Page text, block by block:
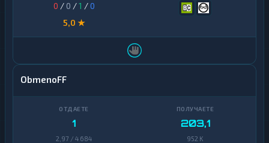
0 / 0 /1 /0
5,0 ★
ObmenoFF
1
2,97 / 4 684
203,1
952 K